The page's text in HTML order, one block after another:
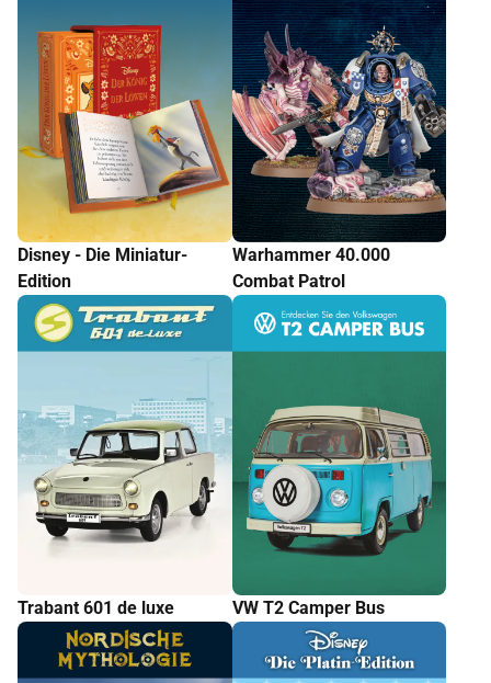
Disney - Die Miniatur-
Edition
Warhammer 40.000
Combat Patrol
Trabant 601 de luxe VW T2 Camper Bus